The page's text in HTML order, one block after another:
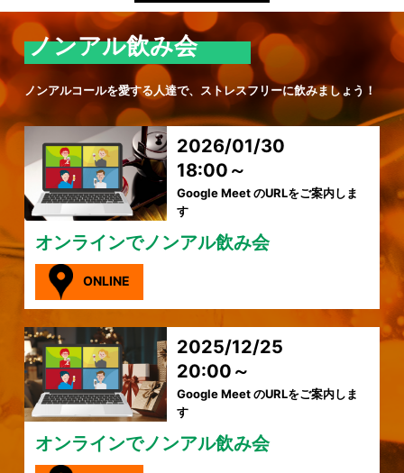
ノンアル飲み会
ノンアルコールを愛する人達で、ストレスフリーに飲みましょう！
2026/01/30
18:00～
Google Meet のURLをご案内しま
す
オンラインでノンアル飲み会
ONLINE
2025/12/25
20:00～
Google Meet のURLをご案内しま
す
オンラインでノンアル飲み会